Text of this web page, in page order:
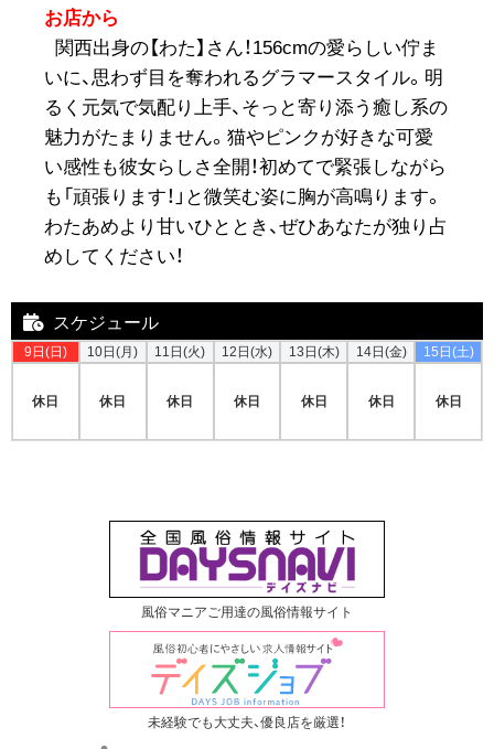
お店から
関西出身の【わた】さん！156cmの愛らしい佇ま
いに、思わず目を奪われるグラマースタイル。明
るく元気で気配り上手、そっと寄り添う癒し系の
魅力がたまりません。猫やピンクが好きな可愛
い感性も彼女らしさ全開！初めてで緊張しながら
も「頑張ります！」と微笑む姿に胸が高鳴ります。
わたあめより甘いひととき、ぜひあなたが独り占
めしてください！
スケジュール
9日(日)
休日
10日(月)
休日
11日(火)
休日
12日(水)
休日
13日(木)
休日
14日(金)
休日
15日(土)
休日
風俗マニアご用達の風俗情報サイト
未経験でも大丈夫、優良店を厳選！